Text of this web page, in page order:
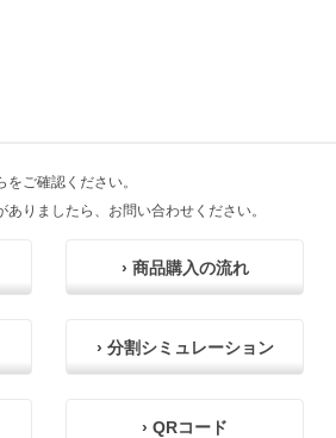
ご確認ください。
りましたら、お問い合わせください。
› 商品購入の流れ
› 分割シミュレーション
› QRコード